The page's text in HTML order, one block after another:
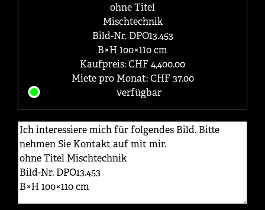
ohne Titel
Mischtechnik
Bild-Nr. DPO13.453
B×H 100×110 cm
Kaufpreis: CHF 4,400.00
Miete pro Monat: CHF 37.00
verfügbar